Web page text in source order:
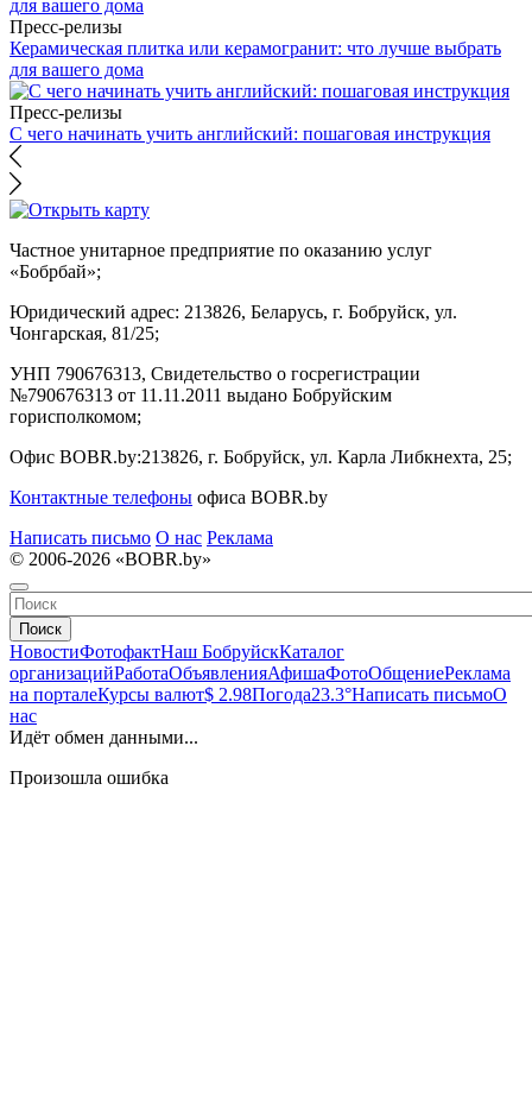
Пресс-релизы
Керамическая плитка или керамогранит: что лучше выбрать
для вашего дома
Пресс-релизы
С чего начинать учить английский: пошаговая инструкция
Частное унитарное предприятие по оказанию услуг
«Бобрбай»;
Юридический адрес: 213826, Беларусь, г. Бобруйск, ул.
Чонгарская, 81/25;
УНП 790676313, Свидетельство о госрегистрации
№790676313 от 11.11.2011 выдано Бобруйским
горисполкомом;
Офис BOBR.by:213826, г. Бобруйск, ул. Карла Либкнехта, 25;
Контактные телефоны офиса BOBR.by
Написать письмо О нас Реклама
© 2006-2026 «BOBR.by»
Поиск
НовостиФотофактНаш БобруйскКаталог
организацийРаботаОбъявленияАфишаФотоОбщениеРеклама
на порталеКурсы валют$ 2.98Погода23.3°Написать письмоО
нас
Идёт обмен данными...
Произошла ошибка